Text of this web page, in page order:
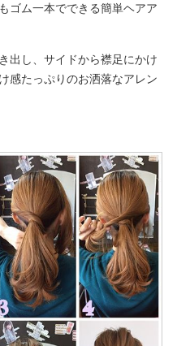
ゴム一本でできる簡単ヘアア
出し、サイドから襟足にかけ
感たっぷりのお洒落なアレン